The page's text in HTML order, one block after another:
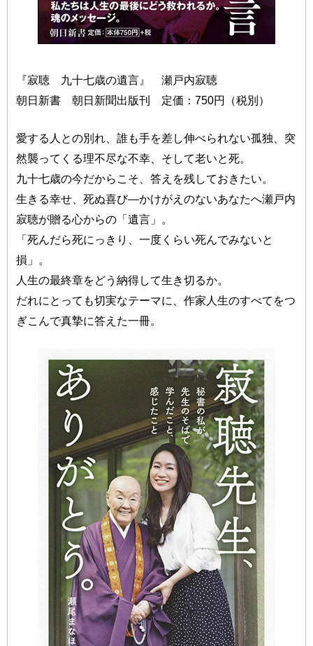
『寂聴 九十七歳の遺言』 瀬戸内寂聴
朝日新書 朝日新聞出版刊 定価：750円（税別）
愛する人との別れ、誰も手を差し伸べられない孤独、突
然襲ってくる理不尽な不幸、そして老いと死。
九十七歳の今だからこそ、答えを残しておきたい。
生きる幸せ、死ぬ喜び—かけがえのないあなたへ瀬戸内
寂聴が贈る心からの「遺言」。
「死んだら死にっきり、一度くらい死んでみないと
損」。
人生の最終章をどう納得して生き切るか。
だれにとっても切実なテーマに、作家人生のすべてをつ
ぎこんで真摯に答えた一冊。